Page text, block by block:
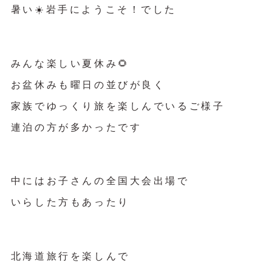
暑い☀️岩手にようこそ！でした
みんな楽しい夏休み🌻
お盆休みも曜日の並びが良く
家族でゆっくり旅を楽しんでいるご様子
連泊の方が多かったです
中にはお子さんの全国大会出場で
いらした方もあったり
北海道旅行を楽しんで